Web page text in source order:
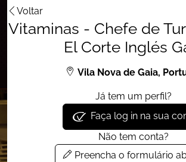
Voltar
Vitaminas - Chefe de
El Corte Inglés
Vila Nova de Gaia,
Já tem um perfil?
Faça log in na sua
Não tem conta?
Preencha o formulário